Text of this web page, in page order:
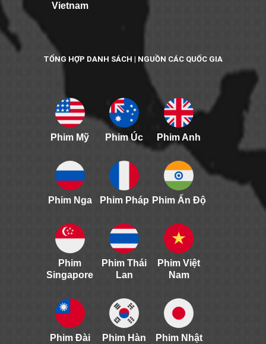
Vietnam
TỔNG HỢP DANH SÁCH | NGUỒN CÁC QUỐC GIA
Phim Mỹ Phim Úc Phim Anh
Phim Nga Phim Pháp Phim Ấn Độ
Phim
Singapore
Phim Thái
Lan
Phim Việt
Nam
Phim Đài
Phim Hàn
Phim Nhật